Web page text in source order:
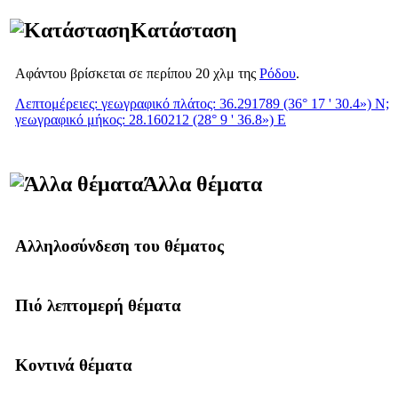
Κατάσταση
Αφάντου βρίσκεται σε περίπου 20 χλμ της Ρόδου.
Λεπτομέρειες: γεωγραφικό πλάτος: 36.291789 (36° 17 ' 30.4») Ν;
γεωγραφικό μήκος: 28.160212 (28° 9 ' 36.8») Ε
Άλλα θέματα
Αλληλοσύνδεση του θέματος
Πιό λεπτομερή θέματα
Κοντινά θέματα